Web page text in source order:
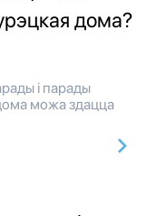
дома?
і парады
можа здацца